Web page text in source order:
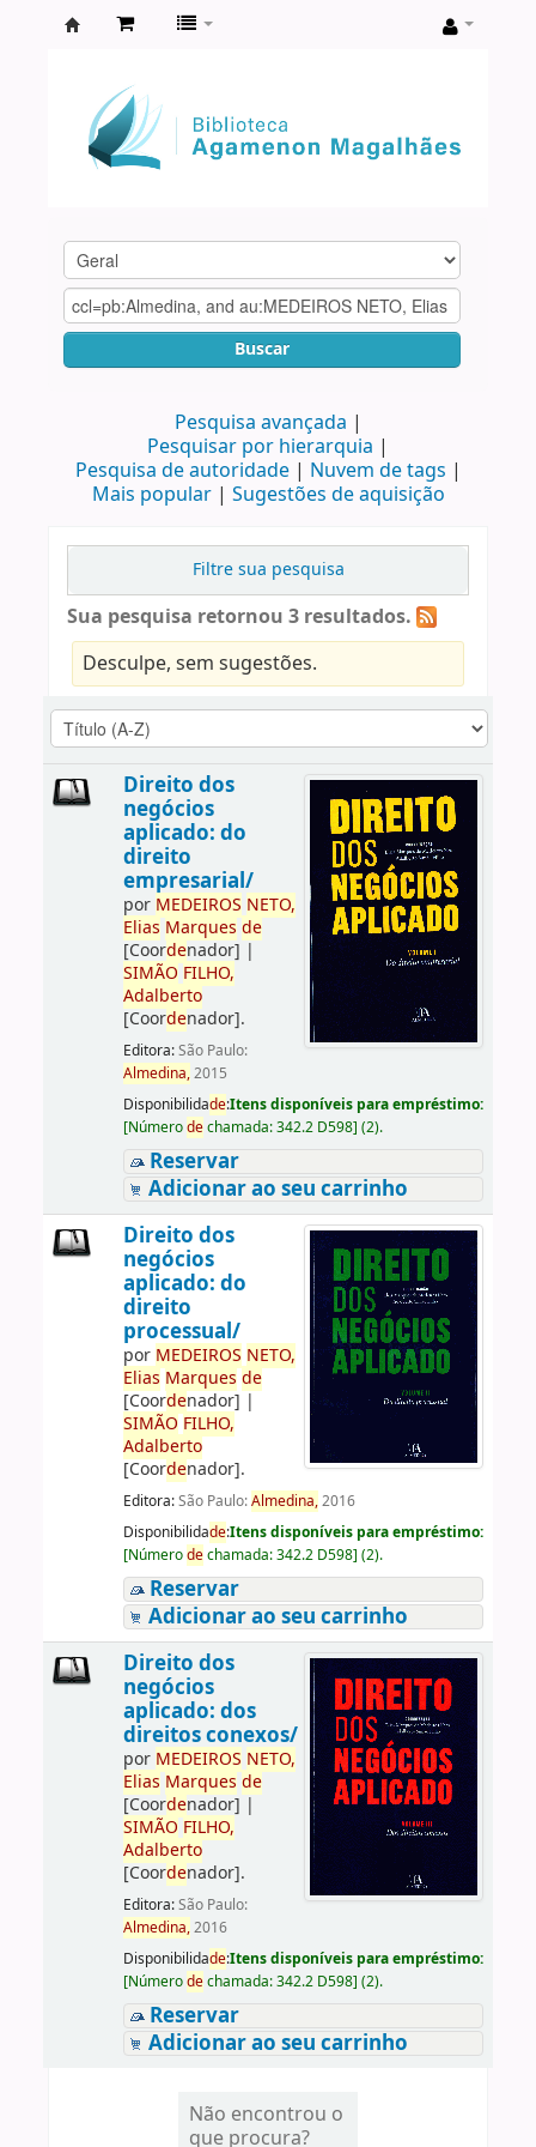
Agamenon
Magalhães
Buscar
Pesquisa avançada
Pesquisar por hierarquia
Pesquisa de autoridade
Nuvem de tags
Mais popular
Sugestões de aquisição
Filtre sua pesquisa
Sua pesquisa retornou 3 resultados.
Desculpe, sem sugestões.
Direito dos
negócios
aplicado: do
direito
empresarial/
por MEDEIROS NETO,
Elias Marques de
[Coordenador] |
SIMÃO FILHO,
Adalberto
[Coordenador].
Editora:São Paulo:
Almedina,2015
Disponibilidade:Itens disponíveis para empréstimo:
[Númerodechamada:342.2 D598] (2).
Reservar
Adicionar ao seu carrinho
Direito dos
negócios
aplicado: do
direito
processual/
por MEDEIROS NETO,
Elias Marques de
[Coordenador] |
SIMÃO FILHO,
Adalberto
[Coordenador].
Editora:São Paulo:Almedina,2016
Disponibilidade:Itens disponíveis para empréstimo:
[Númerodechamada:342.2 D598] (2).
Reservar
Adicionar ao seu carrinho
Direito dos
negócios
aplicado: dos
direitos conexos/
por MEDEIROS NETO,
Elias Marques de
[Coordenador] |
SIMÃO FILHO,
Adalberto
[Coordenador].
Editora:São Paulo:
Almedina,2016
Disponibilidade:Itens disponíveis para empréstimo:
[Númerodechamada:342.2 D598] (2).
Reservar
Adicionar ao seu carrinho
Não encontrou o
que procura?